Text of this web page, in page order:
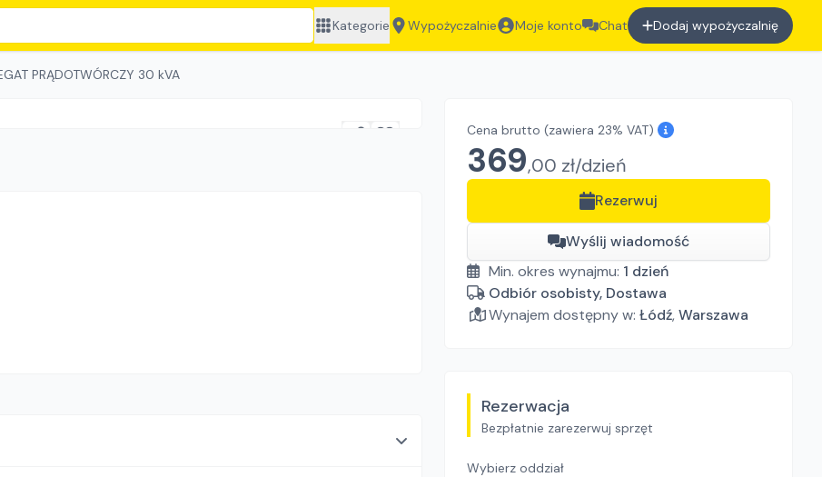
Kategorie Wypożyczalnie Moje konto Chat Dodaj wypożyczalnię
PRĄDOTWÓRCZY 30 kVA
Cena brutto (zawiera 23% VAT)
369,00 zł/dzień
Rezerwuj
Wyślij wiadomość
Min. okres wynajmu: 1 dzień
Odbiór osobisty, Dostawa
Wynajem dostępny w: Łódź,Warszawa
Rezerwacja
Bezpłatnie zarezerwuj sprzęt
Wybierz oddział